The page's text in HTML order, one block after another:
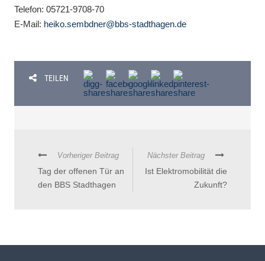
Telefon: 05721-9708-70
E-Mail: heiko.sembdner@bbs-stadthagen.de
TEILEN
Vorheriger Beitrag
Tag der offenen Tür an
den BBS Stadthagen
Nächster Beitrag
Ist Elektromobilität die
Zukunft?